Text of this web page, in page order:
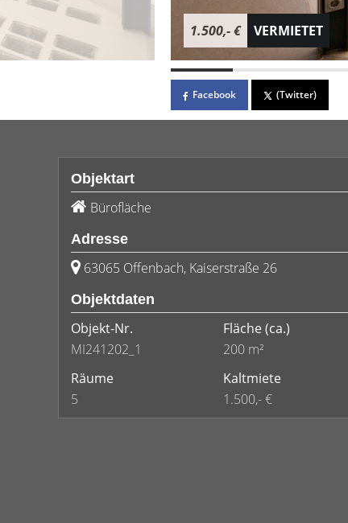
1.500,- € VERMIETET
Facebook (Twitter)
Objektart
Bürofläche
Adresse
63065 Offenbach, Kaiserstraße 26
Objektdaten
Objekt-Nr.
MI241202_1
Fläche(ca.)
200 m²
Räume
5
Kaltmiete
1.500,- €